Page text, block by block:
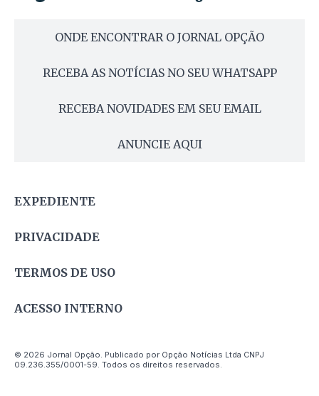
ONDE ENCONTRAR O JORNAL OPÇÃO
RECEBA AS NOTÍCIAS NO SEU WHATSAPP
RECEBA NOVIDADES EM SEU EMAIL
ANUNCIE AQUI
EXPEDIENTE
PRIVACIDADE
TERMOS DE USO
ACESSO INTERNO
© 2026 Jornal Opção. Publicado por Opção Notícias Ltda CNPJ
09.236.355/0001-59. Todos os direitos reservados.